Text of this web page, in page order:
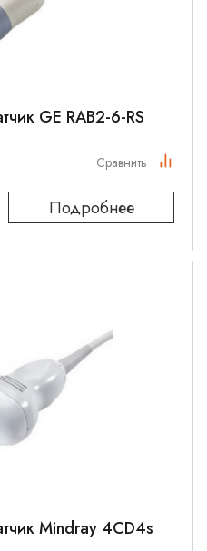
GE RAB2-6-RS
Подробнее
Сравнить
Mindray 4CD4s